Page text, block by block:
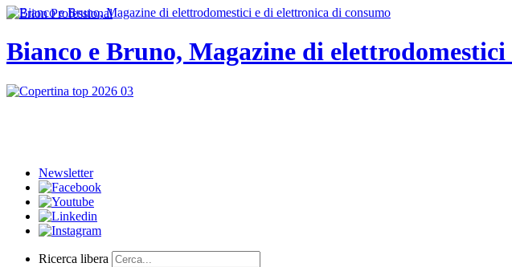
Bianco e Bruno, Magazine di
Newsletter
Ricerca libera